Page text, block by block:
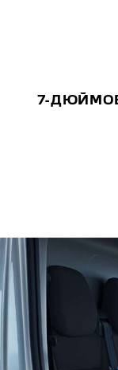
7-